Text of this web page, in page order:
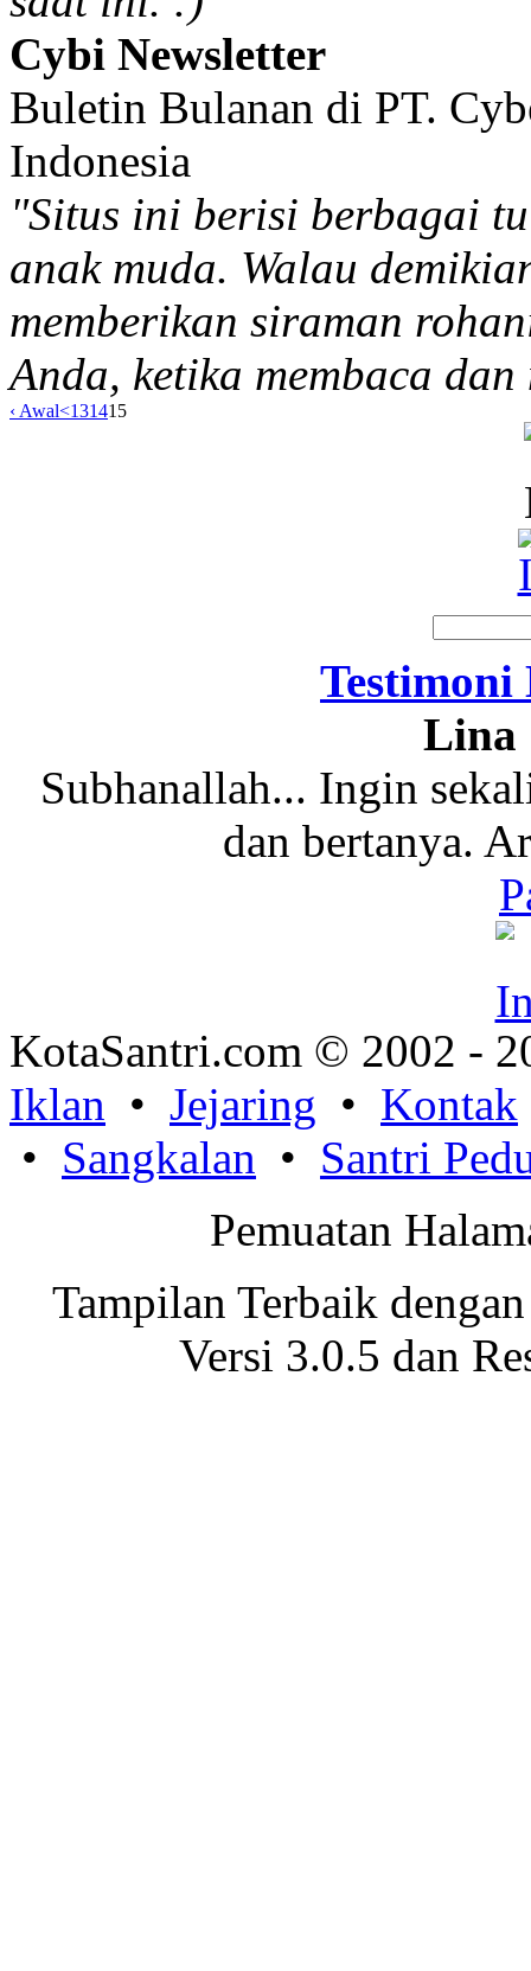
Cybi Newsletter
Buletin Bulanan di PT.
Indonesia
"Situs ini berisi berbagai
anak muda. Walau
memberikan siraman
Anda, ketika membaca
‹ Awal<131415
Lina
Subhanallah... Ingin
dan bertanya.
KotaSantri.com © 2002 -
Iklan • Jejaring • Kontak
• Sangkalan • Santri
Pemuatan
Tampilan Terbaik
Versi 3.0.5 dan